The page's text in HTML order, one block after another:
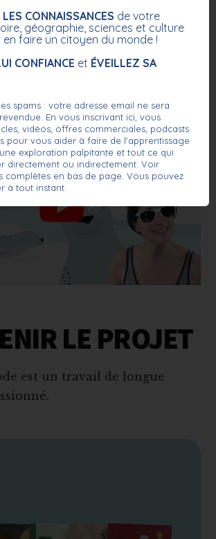
LE PROJET
est un travail de longue
CONNAISSANCES de votre
géographie, sciences et culture
faire un citoyen du monde !
CONFIANCE et ÉVEILLEZ SA
spams : votre adresse email ne sera
En vous inscrivant ici, vous
vidéos, offres commerciales, podcasts
pour vous aider à faire de l'apprentissage
exploration palpitante et tout ce qui
directement ou indirectement. Voir
complètes en bas de page. Vous pouvez
à tout instant.